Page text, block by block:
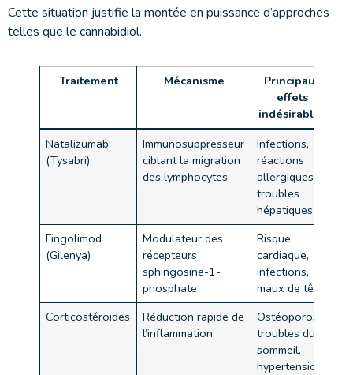
Cette situation justifie la montée en puissance d’approches
telles que le cannabidiol.
Traitement Mécanisme
Principaux
effets
indésirables
Natalizumab
(Tysabri)
Immunosuppresseur
ciblant la migration
des lymphocytes
Infections,
réactions
allergiques,
troubles
hépatiques
Fingolimod
(Gilenya)
Modulateur des
récepteurs
sphingosine-1-
phosphate
Risque
cardiaque,
infections,
maux de tête
Corticostéroïdes
Réduction rapide de
l’inflammation
Ostéoporose,
troubles du
sommeil,
hypertension